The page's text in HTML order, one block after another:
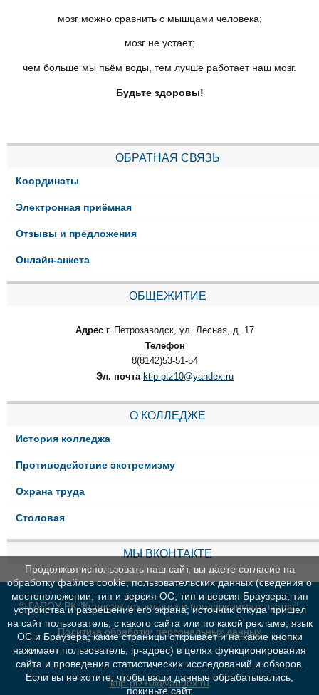
мозг можно сравнить с мышцами человека;
мозг не устает;
чем больше мы пьём воды, тем лучше работает наш мозг.
Будьте здоровы!
ОБРАТНАЯ СВЯЗЬ
Координаты
Электронная приёмная
Отзывы и предложения
Онлайн-анкета
ОБЩЕЖИТИЕ
Адрес г. Петрозаводск, ул. Лесная, д. 17
Телефон
8(8142)53-51-54
Эл. почта ktip-ptz10@yandex.ru
О КОЛЛЕДЖЕ
История колледжа
Противодействие экстремизму
Охрана труда
Столовая
МЫ ВКОНТАКТЕ
© ГАПОУ РК "Колледж технологии и предпринимательства"
Политика обработки персональных данных
ktip-ptz10@yandex.ru
Продолжая использовать наш сайт, вы даете согласие на
обработку файлов cookie, пользовательских данных (сведения о
местоположении; тип и версия ОС; тип и версия Браузера; тип
устройства и разрешение его экрана; источник откуда пришел
на сайт пользователь; с какого сайта или по какой рекламе; язык
ОС и Браузера; какие страницы открывает и на какие кнопки
нажимает пользователь; ip-адрес) в целях функционирования
сайта и проведения статистических исследований и обзоров.
Если вы не хотите, чтобы ваши данные обрабатывались,
покиньте сайт.